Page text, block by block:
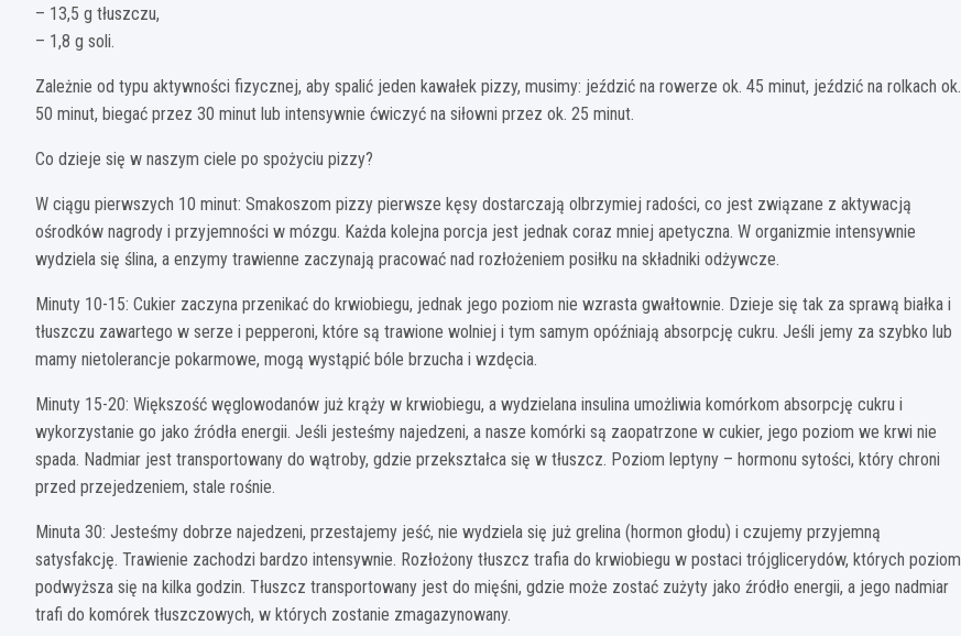
– 13,5 g tłuszczu,
– 1,8 g soli.
Zależnie od typu aktywności fizycznej, aby spalić jeden kawałek pizzy, musimy: jeździć na rowerze ok. 45 minut, jeździć na rolkach ok.
50 minut, biegać przez 30 minut lub intensywnie ćwiczyć na siłowni przez ok. 25 minut.
Co dzieje się w naszym ciele po spożyciu pizzy?
W ciągu pierwszych 10 minut: Smakoszom pizzy pierwsze kęsy dostarczają olbrzymiej radości, co jest związane z aktywacją
ośrodków nagrody i przyjemności w mózgu. Każda kolejna porcja jest jednak coraz mniej apetyczna. W organizmie intensywnie
wydziela się ślina, a enzymy trawienne zaczynają pracować nad rozłożeniem posiłku na składniki odżywcze.
Minuty 10-15: Cukier zaczyna przenikać do krwiobiegu, jednak jego poziom nie wzrasta gwałtownie. Dzieje się tak za sprawą białka i
tłuszczu zawartego w serze i pepperoni, które są trawione wolniej i tym samym opóźniają absorpcję cukru. Jeśli jemy za szybko lub
mamy nietolerancje pokarmowe, mogą wystąpić bóle brzucha i wzdęcia.
Minuty 15-20: Większość węglowodanów już krąży w krwiobiegu, a wydzielana insulina umożliwia komórkom absorpcję cukru i
wykorzystanie go jako źródła energii. Jeśli jesteśmy najedzeni, a nasze komórki są zaopatrzone w cukier, jego poziom we krwi nie
spada. Nadmiar jest transportowany do wątroby, gdzie przekształca się w tłuszcz. Poziom leptyny – hormonu sytości, który chroni
przed przejedzeniem, stale rośnie.
Minuta 30: Jesteśmy dobrze najedzeni, przestajemy jeść, nie wydziela się już grelina (hormon głodu) i czujemy przyjemną
satysfakcję. Trawienie zachodzi bardzo intensywnie. Rozłożony tłuszcz trafia do krwiobiegu w postaci trójglicerydów, których poziom
podwyższa się na kilka godzin. Tłuszcz transportowany jest do mięśni, gdzie może zostać zużyty jako źródło energii, a jego nadmiar
trafi do komórek tłuszczowych, w których zostanie zmagazynowany.